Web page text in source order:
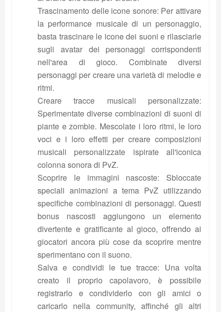
Trascinamento delle icone sonore: Per attivare
la performance musicale di un personaggio,
basta trascinare le icone dei suoni e rilasciarle
sugli avatar dei personaggi corrispondenti
nell'area di gioco. Combinate diversi
personaggi per creare una varietà di melodie e
ritmi.
Creare tracce musicali personalizzate:
Sperimentate diverse combinazioni di suoni di
piante e zombie. Mescolate i loro ritmi, le loro
voci e i loro effetti per creare composizioni
musicali personalizzate ispirate all'iconica
colonna sonora di PvZ.
Scoprire le immagini nascoste: Sbloccate
speciali animazioni a tema PvZ utilizzando
specifiche combinazioni di personaggi. Questi
bonus nascosti aggiungono un elemento
divertente e gratificante al gioco, offrendo ai
giocatori ancora più cose da scoprire mentre
sperimentano con il suono.
Salva e condividi le tue tracce: Una volta
creato il proprio capolavoro, è possibile
registrarlo e condividerlo con gli amici o
caricarlo nella community, affinché gli altri